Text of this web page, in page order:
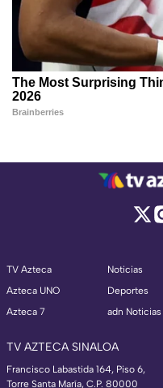
TV Azteca
Azteca UNO
Azteca 7
Noticias
Deportes
adn Noticias
TV AZTECA SINALOA
Francisco Labastida 164, Piso 6,
Torre Santa María, C.P. 80000